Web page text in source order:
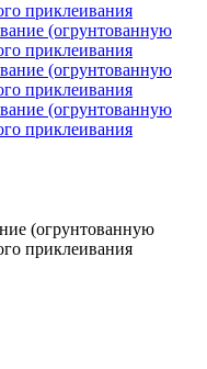
(огрунтованную
приклеивания